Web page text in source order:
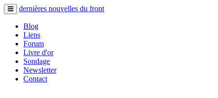
dernières nouvelles du front
Blog
Liens
Forum
Livre d'or
Sondage
Newsletter
Contact